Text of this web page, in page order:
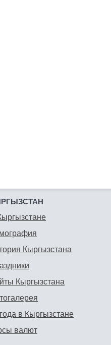
Кыргызстана
Кыргызстана
в Кыргызстане
валют